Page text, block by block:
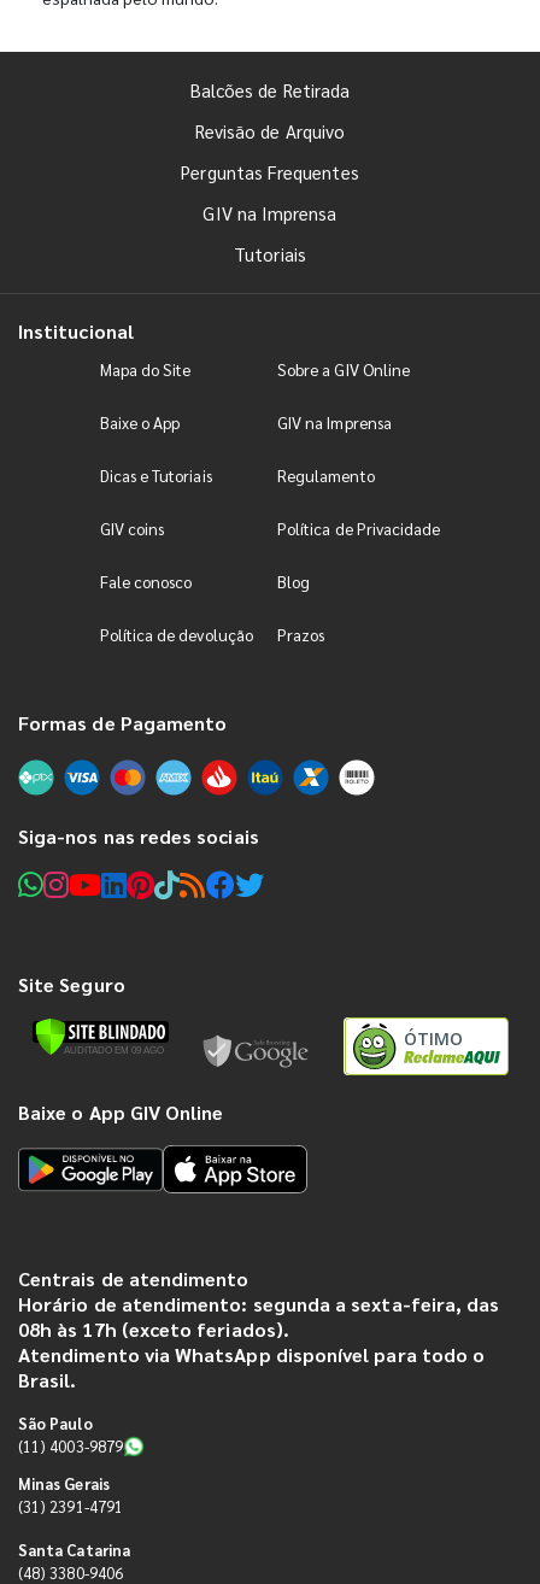
Balcões de Retirada
Revisão de Arquivo
Perguntas Frequentes
GIV na Imprensa
Tutoriais
Institucional
Mapa do Site Sobre a GIV Online
Baixe o App GIV na Imprensa
Dicas e Tutoriais Regulamento
GIV coins Política de Privacidade
Fale conosco Blog
Política de devolução Prazos
Formas de Pagamento
Siga-nos nas redes sociais
Site Seguro
ÓTIMO
Baixe o App GIV Online
Centrais de atendimento
Horário de atendimento: segunda a sexta-feira, das
08h às 17h (exceto feriados).
Atendimento via WhatsApp disponível para todo o
Brasil.
São Paulo
(11) 4003-9879
Minas Gerais
(31) 2391-4791
Santa Catarina
(48) 3380-9406